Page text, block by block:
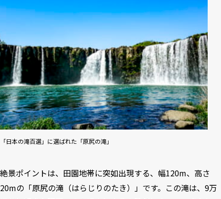
「日本の滝百選」に選ばれた「原尻の滝」
絶景ポイントは、田園地帯に突如出現する、幅120m、高さ
20mの「原尻の滝（はらじりのたき）」です。この滝は、9万